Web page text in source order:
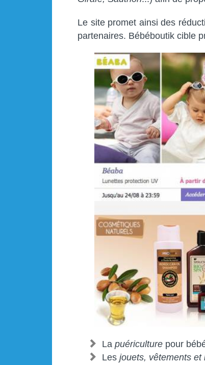
Le site promet ainsi des
partenaires. Bébéboutik cible
La puériculture pour
Les jouets, vêtements et